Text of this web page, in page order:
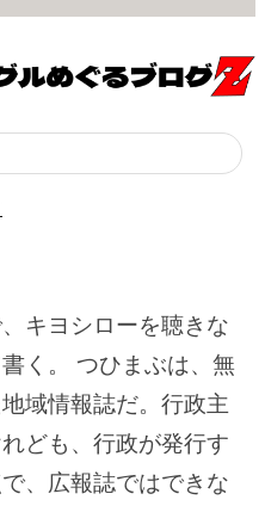
キヨシローを聴きな
く。 つひまぶは、無
域情報誌だ。行政主
ども、行政が発行す
、広報誌ではできな